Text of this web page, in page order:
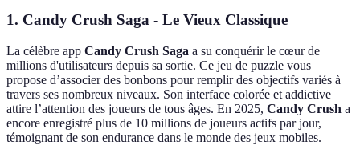
1. Candy Crush Saga - Le Vieux Classique
La célèbre app Candy Crush Saga a su conquérir le cœur de
millions d'utilisateurs depuis sa sortie. Ce jeu de puzzle vous
propose d’associer des bonbons pour remplir des objectifs variés à
travers ses nombreux niveaux. Son interface colorée et addictive
attire l’attention des joueurs de tous âges. En 2025, Candy Crush a
encore enregistré plus de 10 millions de joueurs actifs par jour,
témoignant de son endurance dans le monde des jeux mobiles.